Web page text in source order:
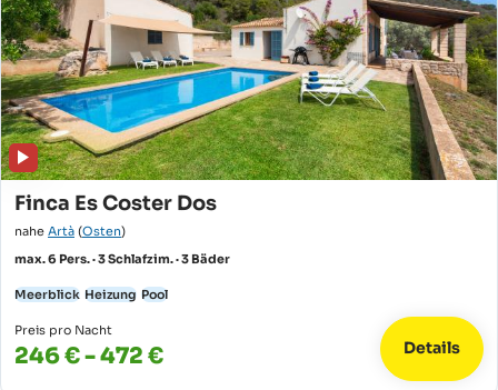
Finca Es Coster Dos
nahe Artà (Osten)
max. 6 Pers. · 3 Schlafzim. · 3 Bäder
Meerblick Heizung Pool
Preis pro Nacht
246 € - 472 € Details